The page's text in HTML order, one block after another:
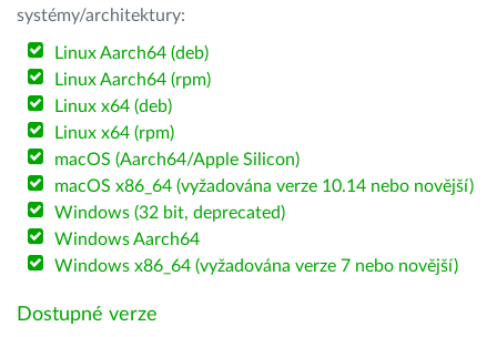
systémy/architektury:
Linux Aarch64 (deb)
Linux Aarch64 (rpm)
Linux x64 (deb)
Linux x64 (rpm)
macOS (Aarch64/Apple Silicon)
macOS x86_64 (vyžadována verze 10.14 nebo novější)
Windows (32 bit, deprecated)
Windows Aarch64
Windows x86_64 (vyžadována verze 7 nebo novější)
Dostupné verze